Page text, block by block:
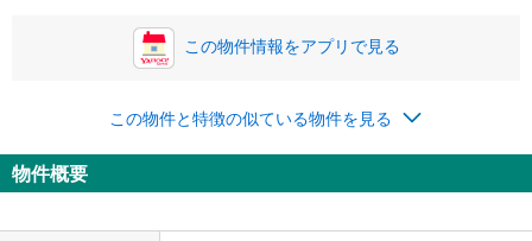
0円
ナス時の増額分（1回分）を入力してください。
ボーナス払いの限度額は金融機関によって異なります。
閉じる
月々の返済額
この物件情報をアプリで見る
この物件と特徴の似ている物件を見る
物件概要